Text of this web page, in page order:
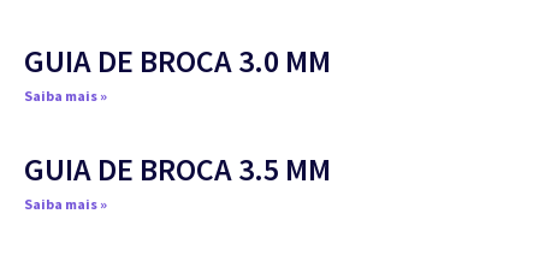
GUIA DE BROCA 3.0 MM
Saiba mais »
GUIA DE BROCA 3.5 MM
Saiba mais »